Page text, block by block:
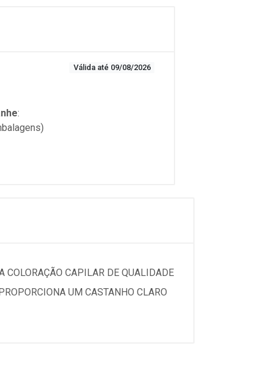
Válida até 09/08/2026
:
COLORAÇÃO CAPILAR DE QUALIDADE
UM CASTANHO CLARO